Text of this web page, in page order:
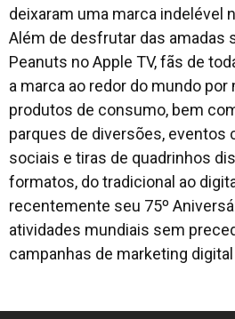
deixaram uma marca indelével
Além de desfrutar das amadas
Peanuts no Apple TV, fãs de
a marca ao redor do mundo
produtos de consumo, bem
parques de diversões, eventos
sociais e tiras de quadrinhos
formatos, do tradicional ao
recentemente seu 75º
atividades mundiais sem
campanhas de marketing